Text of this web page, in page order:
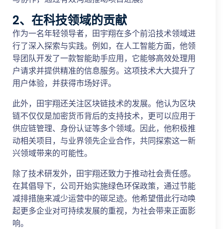
2、在科技领域的贡献
作为一名年轻领导者，田宇翔在多个前沿技术领域进
行了深入探索与实践。例如，在人工智能方面，他领
导团队开发了一款智能助手应用，它能够高效处理用
户请求并提供精准的信息服务。这项技术大大提升了
用户体验，并获得市场好评。
此外，田宇翔还关注区块链技术的发展。他认为区块
链不仅仅是加密货币背后的支持技术，更可以应用于
供应链管理、身份认证等多个领域。因此，他积极推
动相关项目，与业界领先企业合作，共同探索这一新
兴领域带来的可能性。
除了技术研发外，田宇翔还致力于推动社会责任感。
在其倡导下，公司开始实施绿色环保政策，通过节能
减排措施来减少运营中的碳足迹。他希望借此行动唤
起更多企业对可持续发展的重视，为社会带来正面影
响。